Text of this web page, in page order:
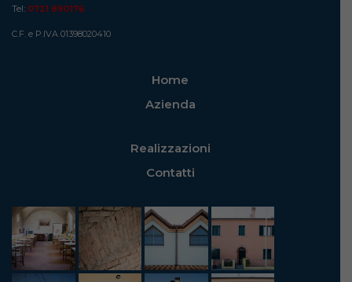
Tel: 0721 890176
C.F. e P.IVA 01398020410
Home
Azienda
Realizzazioni
Contatti